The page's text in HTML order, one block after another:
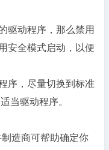
驱动程序，那么禁用
安全模式启动，以便
序，尽量切换到标准
当驱动程序。
造商可帮助确定你